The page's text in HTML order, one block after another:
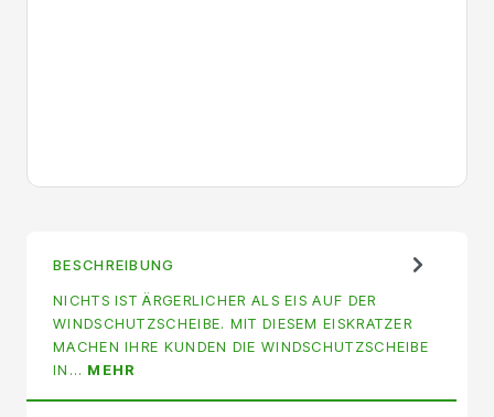
BESCHREIBUNG
NICHTS IST ÄRGERLICHER ALS EIS AUF DER
WINDSCHUTZSCHEIBE. MIT DIESEM EISKRATZER
MACHEN IHRE KUNDEN DIE WINDSCHUTZSCHEIBE
IN… MEHR